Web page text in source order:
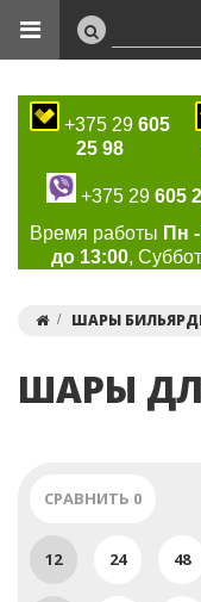
+375 29 605
25 98
+375 29 605
Время работы Пн
до 13:00,
ШАРЫ
ШАРЫ
СРАВНИТЬ 0
12 24 48